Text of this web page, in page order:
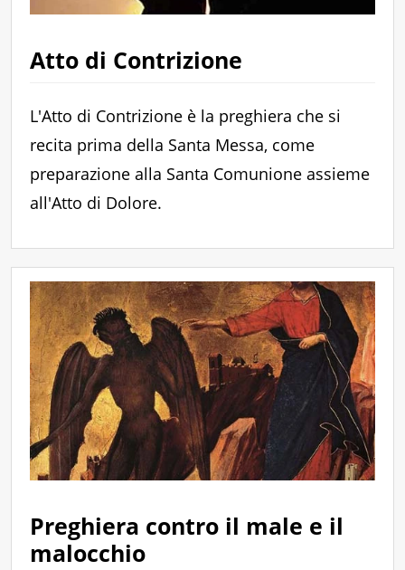
Atto di Contrizione
L'Atto di Contrizione è la preghiera che si
recita prima della Santa Messa, come
preparazione alla Santa Comunione assieme
all'Atto di Dolore.
Preghiera contro il male e il
malocchio